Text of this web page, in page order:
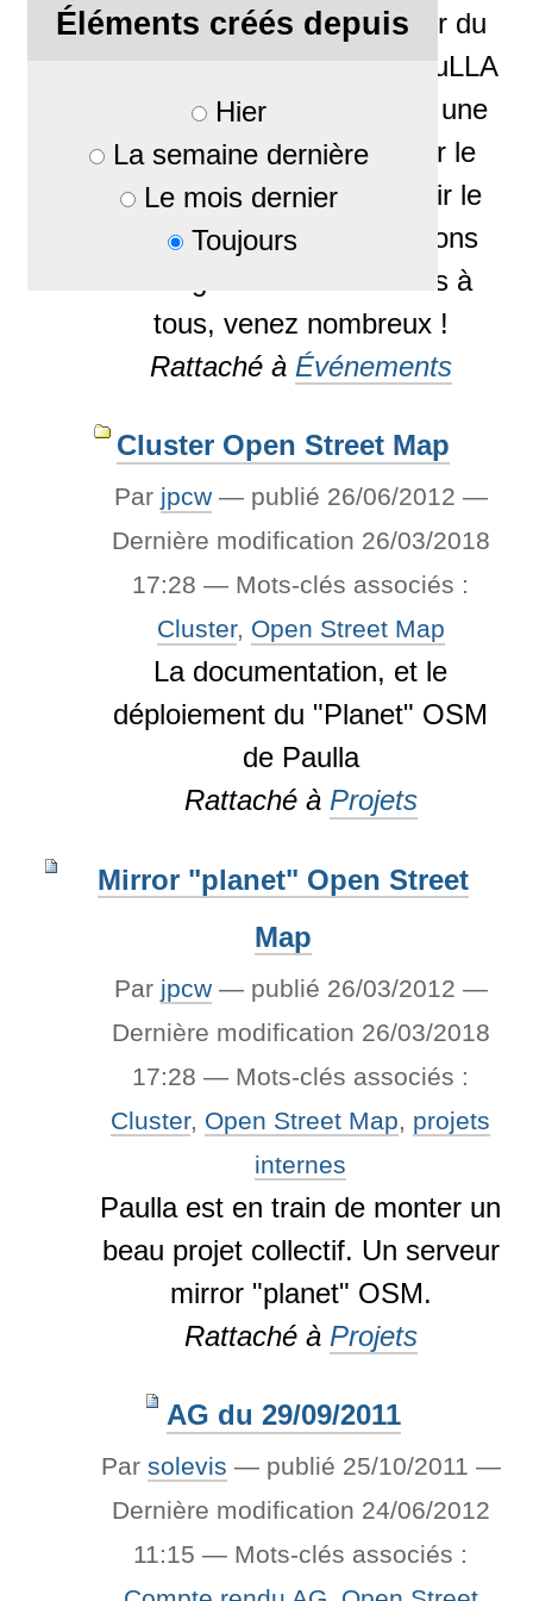
Éléments créés depuis
Hier
La semaine dernière
Le mois dernier
Toujours
traditionnellement « autour du
21 mars » l'association PauLLA
propose 3 conférences et une
install-party pour informer le
grand public et promouvoir le
logiciel libre. Ces animations
sont gratuites et ouvertes à
tous, venez nombreux !
Rattaché à Événements
Cluster Open Street Map
Par jpcw — publié 26/06/2012 —
Dernière modification 26/03/2018
17:28— Mots-clés associés :
Cluster, Open Street Map
La documentation, et le
déploiement du "Planet" OSM
de Paulla
Rattaché à Projets
Mirror "planet" Open Street
Map
Par jpcw — publié 26/03/2012 —
Dernière modification 26/03/2018
17:28— Mots-clés associés :
Cluster, Open Street Map, projets
internes
Paulla est en train de monter un
beau projet collectif. Un serveur
mirror "planet" OSM.
Rattaché à Projets
AG du 29/09/2011
Par solevis — publié 25/10/2011 —
Dernière modification 24/06/2012
11:15— Mots-clés associés :